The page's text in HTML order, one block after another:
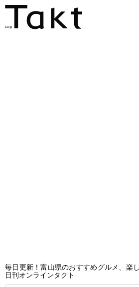
毎日更新！富山県のおすすめグルメ、楽
日刊オンラインタクト